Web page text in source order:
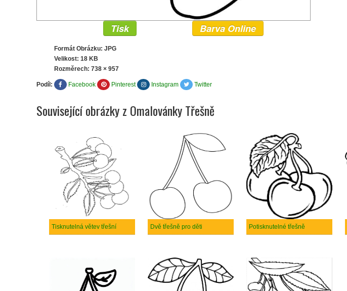
Tisk Barva Online
Formát Obrázku: JPG
Velikost: 18 KB
Rozměrech: 738 × 957
Podíl: Facebook Pinterest Instagram Twitter
Související obrázky z Omalovánky Třešně
Tisknutelná větev třešní Dvě třešně pro děti Potisknutelné třešně